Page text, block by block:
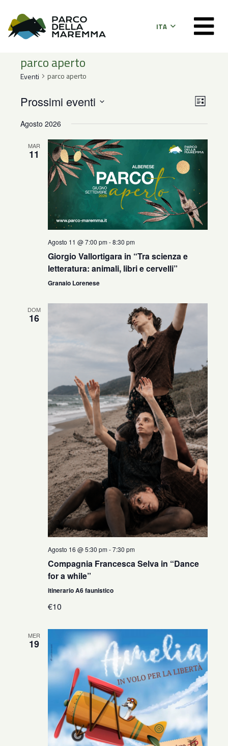
ITA
parco aperto
Eventi parco aperto
Viste
Lista
Prossimi eventi
la
Agosto 2026
MAR
11
Agosto 11 @ 7:00 pm-8:30 pm
Giorgio Vallortigara in “Tra scienza e
letteratura: animali, libri e cervelli”
Granaio Lorenese
DOM
16
Agosto 16 @ 5:30 pm-7:30 pm
Compagnia Francesca Selva in “Dance
for a while”
itinerario A6 faunistico
€10
MER
19